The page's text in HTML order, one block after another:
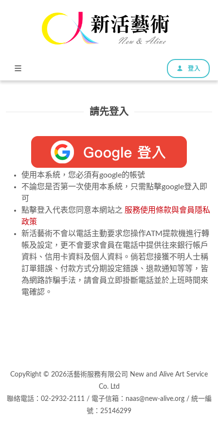
登入
請先登入
使用本系統，您必須有google的帳號
不論您是否第一次使用本系統，只需點擊google登入即
可
點擊登入代表您同意本網站之 服務使用條款與會員隱私
政策
新活藝術不會以電話主動要求您操作ATM提款機進行轉
帳及設定，更不會要求會員在電話中提供往來銀行帳戶
資料、信用卡資料及個人資料。倘若您接獲不明人士稱
訂單錯誤、付款方式分期設定錯誤、退款通知等等，皆
為網路詐騙手法，請會員立即掛斷電話並於上班時間來
電確認。
CopyRight © 2026活藝術服務有限公司 New and Alive Art Service
Co. Ltd
聯絡電話：02-2932-2111 / 電子信箱：naas@new-alive.org / 統一編
號：25146299